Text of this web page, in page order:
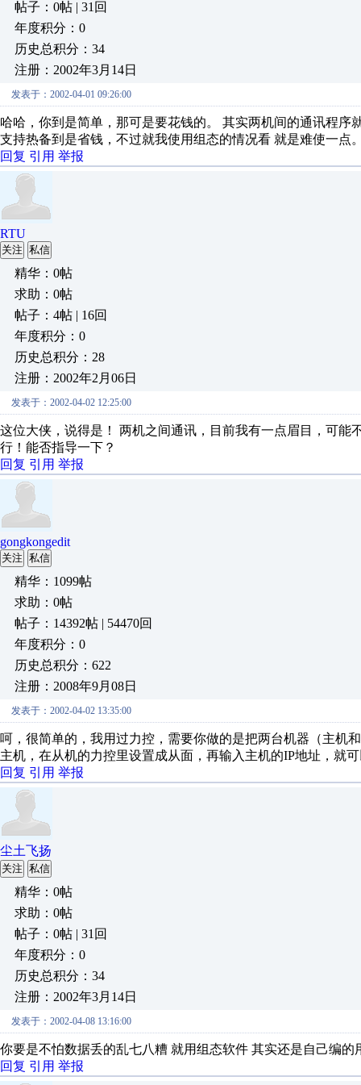
帖子：0帖 | 31回
年度积分：0
历史总积分：34
注册：2002年3月14日
发表于：2002-04-01 09:26:00
哈哈，你到是简单，那可是要花钱的。 其实两机间的通讯程
支持热备到是省钱，不过就我使用组态的情况看 就是难使一点
回复 引用 举报
RTU
关注 私信
精华：0帖
求助：0帖
帖子：4帖 | 16回
年度积分：0
历史总积分：28
注册：2002年2月06日
发表于：2002-04-02 12:25:00
这位大侠，说得是！ 两机之间通讯，目前我有一点眉目，可
行！能否指导一下？
回复 引用 举报
gongkongedit
关注 私信
精华：1099帖
求助：0帖
帖子：14392帖 | 54470回
年度积分：0
历史总积分：622
注册：2008年9月08日
发表于：2002-04-02 13:35:00
呵，很简单的，我用过力控，需要你做的是把两台机器（主机
主机，在从机的力控里设置成从面，再输入主机的IP地址，就
回复 引用 举报
尘土飞扬
关注 私信
精华：0帖
求助：0帖
帖子：0帖 | 31回
年度积分：0
历史总积分：34
注册：2002年3月14日
发表于：2002-04-08 13:16:00
你要是不怕数据丢的乱七八糟 就用组态软件 其实还是自己编的
回复 引用 举报